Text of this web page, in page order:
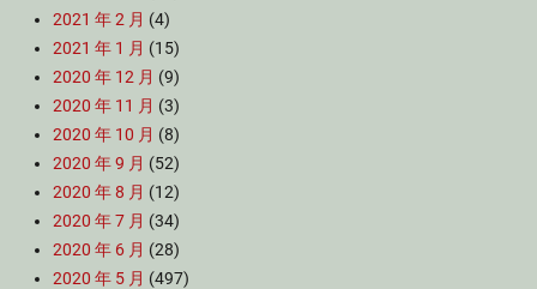
2021 年 2 月 (4)
2021 年 1 月 (15)
2020 年 12 月 (9)
2020 年 11 月 (3)
2020 年 10 月 (8)
2020 年 9 月 (52)
2020 年 8 月 (12)
2020 年 7 月 (34)
2020 年 6 月 (28)
2020 年 5 月 (497)